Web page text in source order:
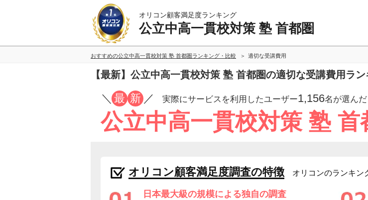
オリコン顧客満足度ランキング
公立中高一貫校対策 塾 首都圏
おすすめの公立中高一貫校対策 塾 首都圏ランキング・比較 適切な受講費用
【最新】公立中高一貫校対策 塾 首都圏の適切な受講費用ラ
／ 最 新 ／ 実際にサービスを利用したユーザー1,156名が選んだ
公立中高一貫校対策 塾
オリコン顧客満足度調査の特徴 オリコンのランキン
日本最大級の規模による独自の調査